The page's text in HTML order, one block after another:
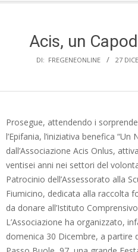
Acis, un
DI: FREGENEONLINE 27
Prosegue, attendendo i
l’Epifania, l’iniziativa benefica
dall’Associazione Acis Onlus,
ventisei anni nei settori del
Patrocinio dell’Assessorato alla
Fiumicino, dedicata alla raccolta
da donare all’Istituto
L’Associazione ha organizzato,
domenica 30 Dicembre, a partire